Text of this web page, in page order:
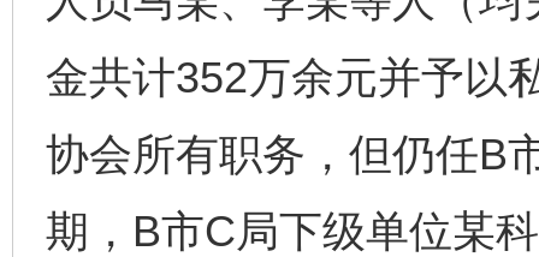
金共计352万余元并予以
协会所有职务，但仍任B
期，B市C局下级单位某